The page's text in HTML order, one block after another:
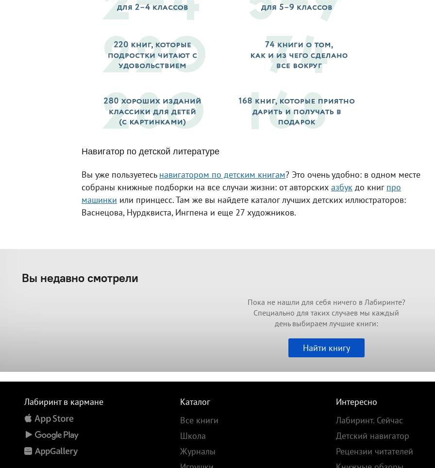
Навигатор по детской литературе
Вы уже пользуетесь навигатором по детским книгам? Это очень удобно: в одном месте
собраны книжные подборки на все случаи жизни: от авторских азбук до книг про
машинки или принцесс. Там же вы найдете каталог лучших детских иллюстраторов:
Васнецова, Нурдквиста, Ингпена и еще 27 художников.
Вы недавно смотрели
Пока не нашли для себя ничего в Лабиринте?
Специально для таких случаев мы каждый
день выбираем лучшие книги:
Найти книгу
Лабиринт в кармане
Каталог
Все книги
Школа
Журналы
Интересно
Лабиринт. Сейчас
Детский навигатор
Рецензии читателей